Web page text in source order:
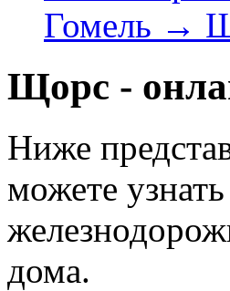
Гомель →
Щорс -
Ниже
можете
дома.